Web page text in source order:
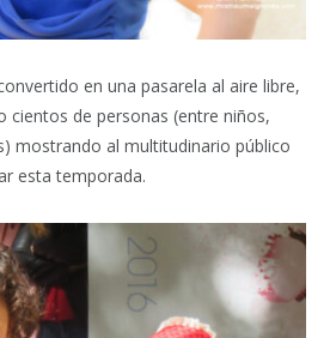
en una pasarela al aire libre,
cientos de personas (entre niños,
mostrando al multitudinario público
esta temporada.